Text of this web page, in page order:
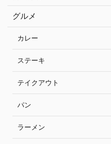
グルメ
カレー
ステーキ
テイクアウト
パン
ラーメン